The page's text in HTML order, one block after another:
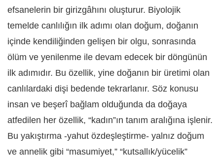
efsanelerin bir girizgâhını oluşturur. Biyolojik
temelde canlılığın ilk adımı olan doğum, doğanın
içinde kendiliğinden gelişen bir olgu, sonrasında
ölüm ve yenilenme ile devam edecek bir döngünün
ilk adımıdır. Bu özellik, yine doğanın bir üretimi olan
canlılardaki dişi bedende tekrarlanır. Söz konusu
insan ve beşerî bağlam olduğunda da doğaya
atfedilen her özellik, “kadın”ın tanım aralığına işlenir.
Bu yakıştırma -yahut özdeşleştirme- yalnız doğum
ve annelik gibi “masumiyet,” “kutsallık/yücelik”